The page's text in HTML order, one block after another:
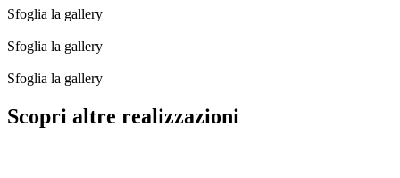
Sfoglia la gallery
Sfoglia la gallery
Sfoglia la gallery
Scopri altre realizzazioni